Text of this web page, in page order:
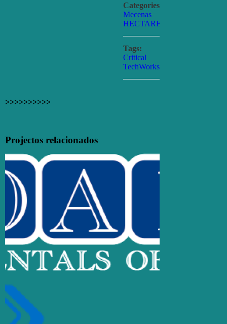
Categories:
Mecenas
HECTARE
Tags:
Critical
TechWorks
>>>>>>>>>>
mas
publicado)
Projectos relacionados